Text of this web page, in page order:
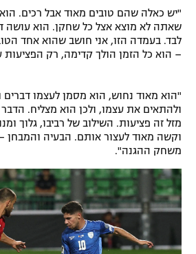
"יש כאלה שהם טובים מאוד אבל רכים.
שאתה לא מוצא אצל כל שחקן. הוא עושה
לבד. בעמדה הזו, אני חושב שהוא אחד
– הוא כל הזמן הולך קדימה, רק הפציעות
"הוא מאוד נחוש, הוא מסמן לעצמו דברים
ולהתאים את עצמו, ולכן הוא מצליח.
וקשה מאוד לעצור אותם. הבעיה והמבחן
משחק ההגנה".